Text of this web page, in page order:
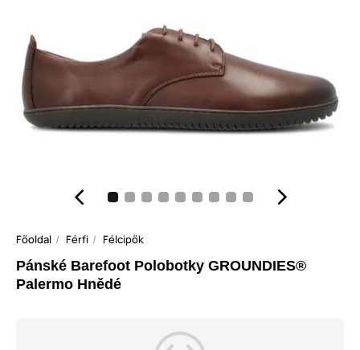
Főoldal Férfi Félcipők
Pánské Barefoot Polobotky GROUNDIES®
Palermo Hnědé